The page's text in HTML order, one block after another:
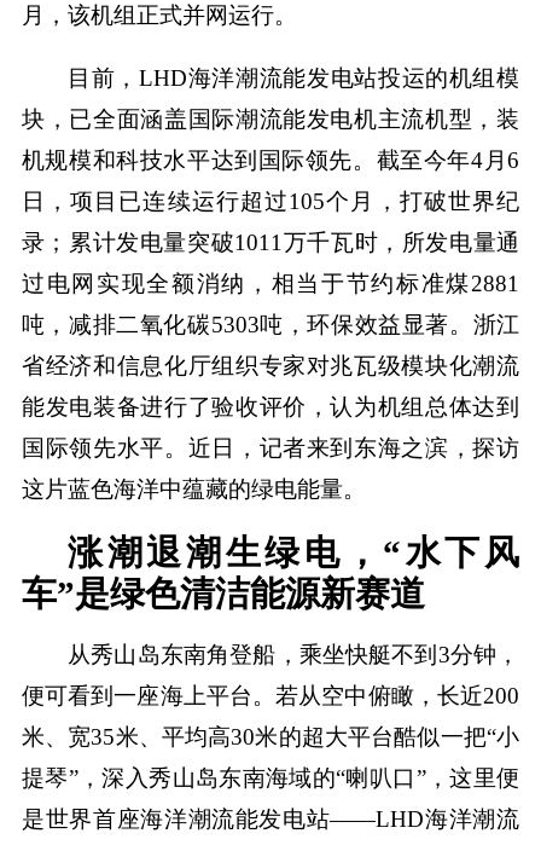
月，该机组正式并网运行。
目前，LHD海洋潮流能发电站投运的机组模
块，已全面涵盖国际潮流能发电机主流机型，装
机规模和科技水平达到国际领先。截至今年4月6
日，项目已连续运行超过105个月，打破世界纪
录；累计发电量突破1011万千瓦时，所发电量通
过电网实现全额消纳，相当于节约标准煤2881
吨，减排二氧化碳5303吨，环保效益显著。浙江
省经济和信息化厅组织专家对兆瓦级模块化潮流
能发电装备进行了验收评价，认为机组总体达到
国际领先水平。近日，记者来到东海之滨，探访
这片蓝色海洋中蕴藏的绿电能量。
涨潮退潮生绿电，“水下风
车”是绿色清洁能源新赛道
从秀山岛东南角登船，乘坐快艇不到3分钟，
便可看到一座海上平台。若从空中俯瞰，长近200
米、宽35米、平均高30米的超大平台酷似一把“小
提琴”，深入秀山岛东南海域的“喇叭口”，这里便
是世界首座海洋潮流能发电站——LHD海洋潮流